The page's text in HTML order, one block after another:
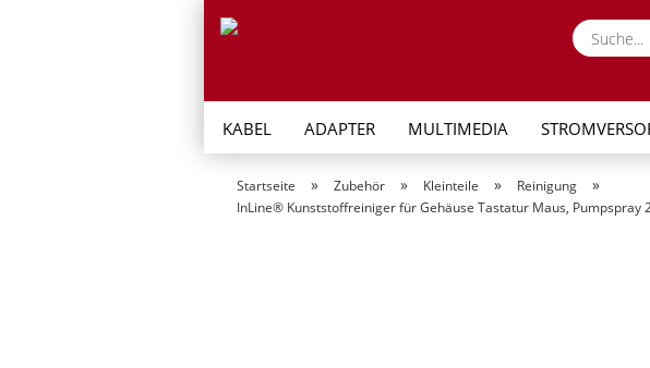
KABEL ADAPTER MULTIMEDIA
Startseite » Zubehör » Kleinteile » Reinigung »
InLine® Kunststoffreiniger für Gehäuse Tastatur Maus, Pumpspray